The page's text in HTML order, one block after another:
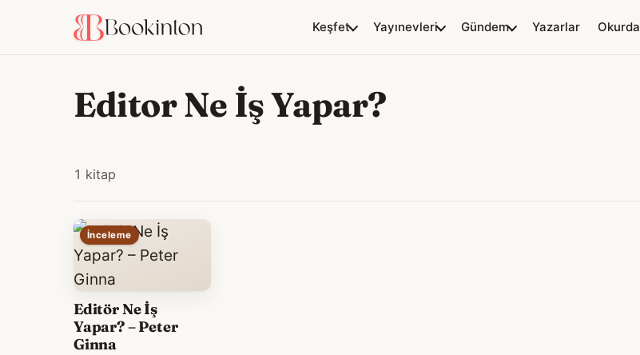
Keşfet Yayınevleri Gündem Yazarlar
Editor Ne İş Yapar?
1 kitap
İnceleme
Editör Ne İş
Yapar? – Peter
Ginna